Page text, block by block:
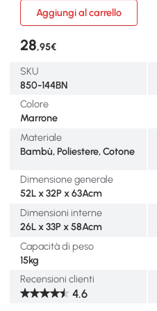
Aggiungi al carrello
28,95€
SKU
850-144BN
Colore
Marrone
Materiale
Bambù, Poliestere, Cotone
Dimensione generale
52L x 32P x 63Acm
Dimensioni interne
26L x 33P x 58Acm
Capacità di peso
15kg
Recensioni clienti
4.6